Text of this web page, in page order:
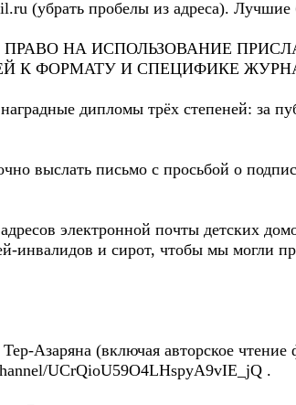
(убрать пробелы из адреса). Лучшие
ПРАВО НА ИСПОЛЬЗОВАНИЕ
К ФОРМАТУ И СПЕЦИФИКЕ
дипломы трёх степеней: за
выслать письмо с просьбой о
электронной почты детских
инвалидов и сирот, чтобы мы могли
Азаряна (включая авторское
UCrQioU59O4LHspyA9vIE_jQ .